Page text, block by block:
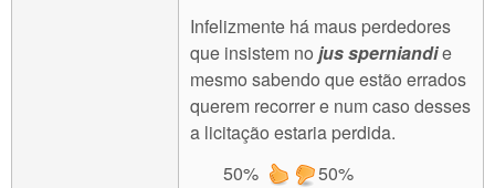
Infelizmente há maus perdedores
que insistem no jus sperniandie
mesmo sabendo que estão errados
querem recorrer e num caso desses
a licitação estaria perdida.
50%
50%